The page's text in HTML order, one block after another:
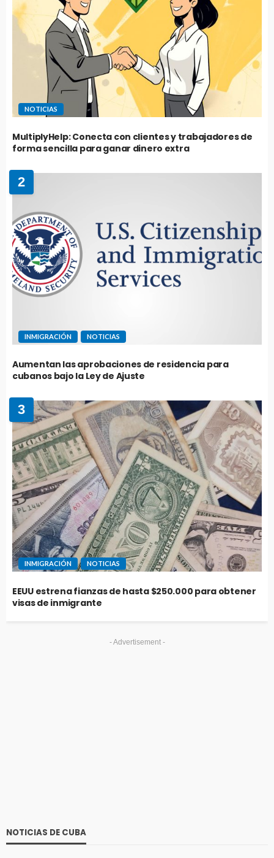
NOTICIAS
MultiplyHelp: Conecta con clientes y trabajadores de
forma sencilla para ganar dinero extra
2
INMIGRACIÓN NOTICIAS
Aumentan las aprobaciones de residencia para
cubanos bajo la Ley de Ajuste
3
INMIGRACIÓN NOTICIAS
EEUU estrena fianzas de hasta $250.000 para obtener
visas de inmigrante
- Advertisement -
NOTICIAS DE CUBA